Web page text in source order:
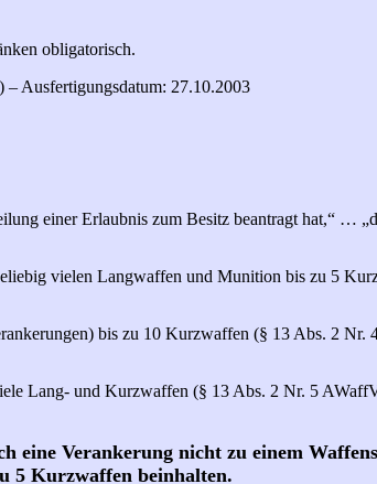
obligatorisch.
Ausfertigungsdatum: 27.10.2003
einer Erlaubnis zum Besitz beantragt hat,“ …
vielen Langwaffen und Munition bis zu 5
bis zu 10 Kurzwaffen (§ 13 Abs. 2 Nr.
Lang- und Kurzwaffen (§ 13 Abs. 2 Nr. 5
eine Verankerung nicht zu einem
5 Kurzwaffen beinhalten.